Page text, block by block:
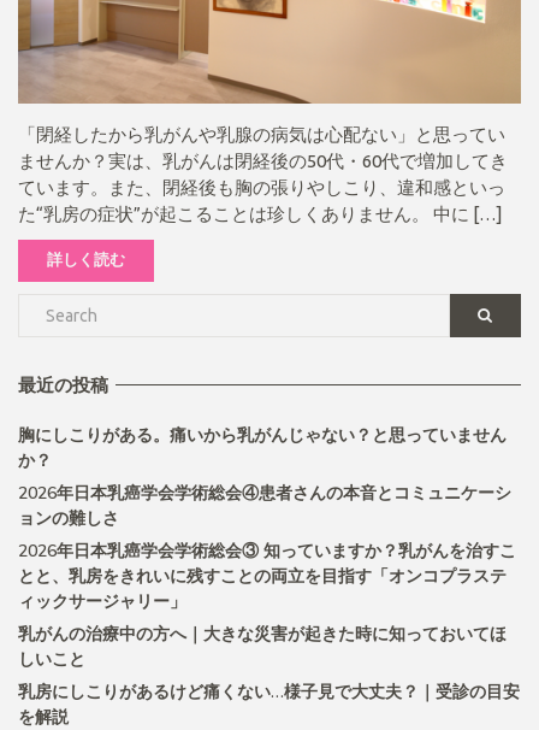
「閉経したから乳がんや乳腺の病気は心配ない」と思ってい
ませんか？実は、乳がんは閉経後の50代・60代で増加してき
ています。また、閉経後も胸の張りやしこり、違和感といっ
た“乳房の症状”が起こることは珍しくありません。 中に […]
詳しく読む
最近の投稿
胸にしこりがある。痛いから乳がんじゃない？と思っていません
か？
2026年日本乳癌学会学術総会④患者さんの本音とコミュニケーシ
ョンの難しさ
2026年日本乳癌学会学術総会③ 知っていますか？乳がんを治すこ
とと、乳房をきれいに残すことの両立を目指す「オンコプラステ
ィックサージャリー」
乳がんの治療中の方へ｜大きな災害が起きた時に知っておいてほ
しいこと
乳房にしこりがあるけど痛くない…様子見で大丈夫？｜受診の目安
を解説